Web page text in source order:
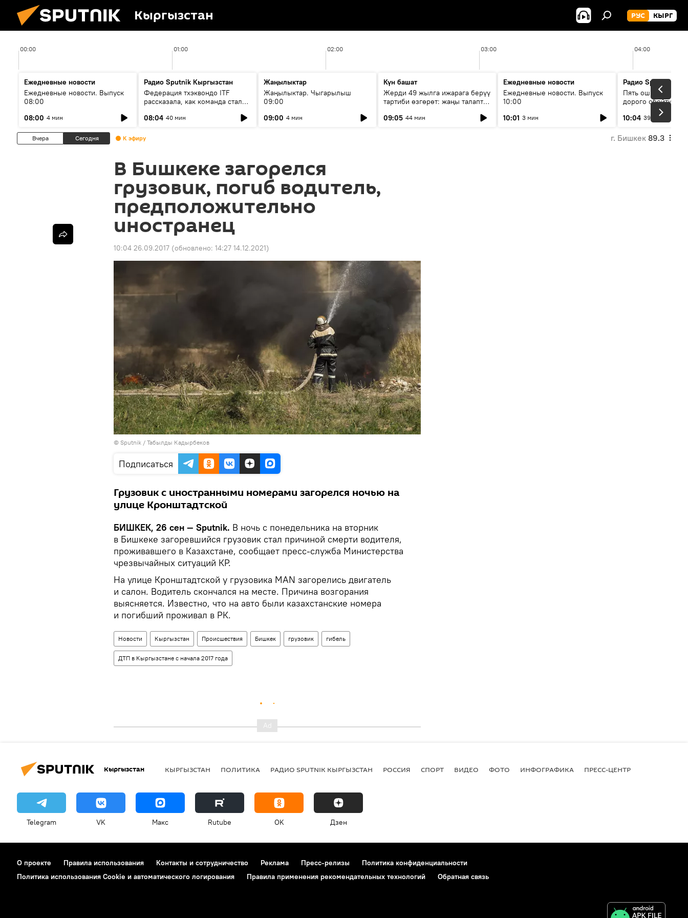
Кыргызстан РУС КЫРГ
00:00 01:00 02:00 03:00 04:00
Ежедневные новости
Ежедневные новости. Выпуск
08:00
08:00 4 мин
Радио Sputnik Кыргызстан
Федерация тхэквондо ITF
рассказала, как команда стала
08:04 40 мин
Жаңылыктар
Жаңылыктар. Чыгарылыш
09:00
09:00 4 мин
Күн башат
Жерди 49 жылга ижарага берүү
тартиби өзгөрөт: жаңы талаптар
09:05 44 мин
Ежедневные новости
Ежедневные новости. Выпуск
10:00
10:01 3 мин
Радио Sputnik
Пять ошибок
дорого обойтись
10:04 39 мин
Вчера Сегодня К эфиру г. Бишкек 89.3
В Бишкеке загорелся
грузовик, погиб водитель,
предположительно
иностранец
10:04 26.09.2017 (обновлено: 14:27 14.12.2021)
© Sputnik / Табылды Кадырбеков
Подписаться
Грузовик с иностранными номерами загорелся ночью на
улице Кронштадтской
БИШКЕК, 26 сен — Sputnik. В ночь с понедельника на вторник
в Бишкеке загоревшийся грузовик стал причиной смерти водителя,
проживавшего в Казахстане, сообщает пресс-служба Министерства
чрезвычайных ситуаций КР.
На улице Кронштадтской у грузовика MAN загорелись двигатель
и салон. Водитель скончался на месте. Причина возгорания
выясняется. Известно, что на авто были казахстанские номера
и погибший проживал в РК.
Новости Кыргызстан Происшествия Бишкек грузовик гибель
ДТП в Кыргызстане с начала 2017 года
Кыргызстан КЫРГЫЗСТАН ПОЛИТИКА РАДИО SPUTNIK КЫРГЫЗСТАН РОССИЯ СПОРТ ВИДЕО ФОТО ИНФОГРАФИКА ПРЕСС-ЦЕНТР
Telegram VK Макс Rutube OK Дзен
О проекте Правила использования Контакты и сотрудничество Реклама Пресс-релизы
Политика конфиденциальности
Политика использования Cookie и автоматического логирования
Правила применения рекомендательных технологий Обратная связь